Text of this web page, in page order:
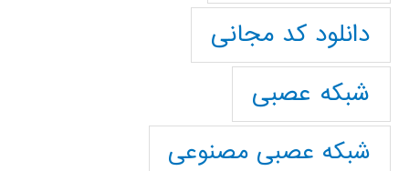
دانلود کد مجانی
شبکه عصبی
شبکه عصبی مصنوعی